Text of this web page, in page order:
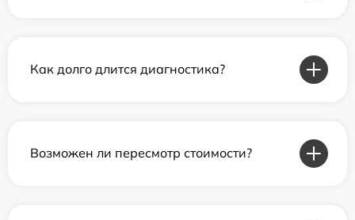
Как долго длится диагностика?
Возможен ли пересмотр стоимости?